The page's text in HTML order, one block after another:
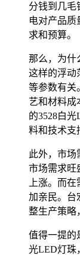
分钱到几毛
电对产品质
求和预算。
那么，为什
这样的浮动
等参数有关
艺和材料成
的3528白
料和技术支
此外，市
市场需求旺
上涨。而
加亲民。台
整生产策略
值得一提的
光LED灯珠